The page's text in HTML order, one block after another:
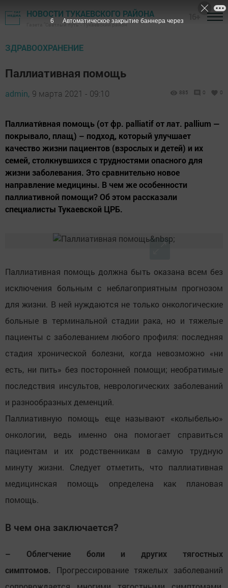
НОВОСТИ ТУКАЕВСКОГО РАЙОНА
Газета "Светлый путь" - Тукаевский район
ЗДРАВООХРАНЕНИЕ
Паллиативная помощь
admin, 9 марта 2021 - 09:10 885 0 0
Паллиати́вная помощь (от фр. palliatif от лат. pallium —
покрывало, плащ) – подход, который улучшает
качество жизни пациентов (взрослых и детей) и их
семей, столкнувшихся с трудностями опасного для
жизни заболевания. Это сравнительно новое
направление медицины. В чем же особенности
паллиативной помощи? Об этом рассказали
специалисты Тукаевской ЦРБ.
Паллиативная помощь должна быть оказана всем без
исключения больным с неблагоприятным прогнозом
для жизни. В ней нуждаются не только онкологические
больные в терминальной стадии рака, но и тяжелые
пациенты с заболеванием любого профиля: последняя
стадия хронической болезни, когда невозможно «ни
есть, ни пить» без посторонней помощи; необратимые
последствия инсультов, неврологических заболеваний
и разнообразных деменций.
Паллиативную помощь еще называют «колыбелью»
онкологии, ведь именно она помогает справиться
пациентам и их родственникам в самую трудную
минуту жизни. Следует отметить, что паллиативная
медицинская помощь определена как плановая
помощь.
В чем она заключается?
– Облегчение боли и других тягостных
симптомов. Прогрессирование тяжелых заболеваний
4 Автоматическое закрытие баннера через